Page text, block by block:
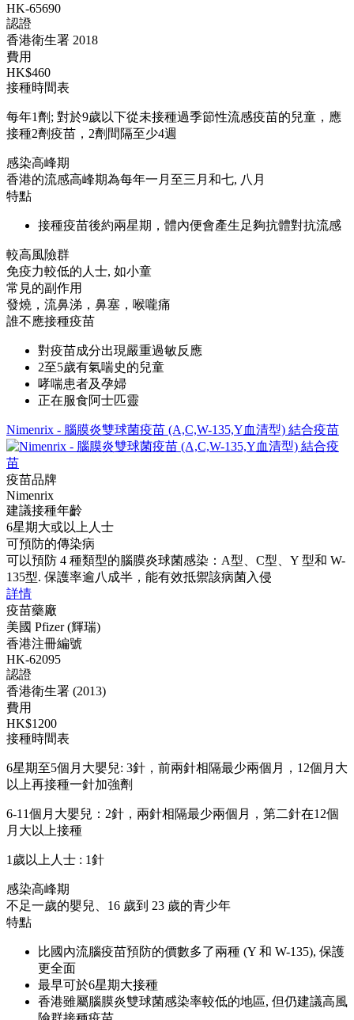
HK-65690
認證
香港衛生署 2018
費用
HK$460
接種時間表
每年1劑; 對於9歲以下從未接種過季節性流感疫苗的兒童，應
接種2劑疫苗，2劑間隔至少4週
感染高峰期
香港的流感高峰期為每年一月至三月和七, 八月
特點
接種疫苗後約兩星期，體內便會產生足夠抗體對抗流感
較高風險群
免疫力較低的人士, 如小童
常見的副作用
發燒，流鼻涕，鼻塞，喉嚨痛
誰不應接種疫苗
對疫苗成分出現嚴重過敏反應
2至5歲有氣喘史的兒童
哮喘患者及孕婦
正在服食阿士匹靈
Nimenrix - 腦膜炎雙球菌疫苗 (A,C,W-135,Y血清型) 結合疫苗
疫苗品牌
Nimenrix
建議接種年齡
6星期大或以上人士
可預防的傳染病
可以預防 4 種類型的腦膜炎球菌感染：A型、C型、Y 型和 W-
135型. 保護率逾八成半，能有效抵禦該病菌入侵
詳情
疫苗藥廠
美國 Pfizer (輝瑞)
香港注冊編號
HK-62095
認證
香港衛生署 (2013)
費用
HK$1200
接種時間表
6星期至5個月大嬰兒: 3針，前兩針相隔最少兩個月，12個月大
以上再接種一針加強劑
6-11個月大嬰兒：2針，兩針相隔最少兩個月，第二針在12個
月大以上接種
1歲以上人士 : 1針
感染高峰期
不足一歲的嬰兒、16 歲到 23 歲的青少年
特點
比國內流腦疫苗預防的價數多了兩種 (Y 和 W-135), 保護
更全面
最早可於6星期大接種
香港雖屬腦膜炎雙球菌感染率較低的地區, 但仍建議高風